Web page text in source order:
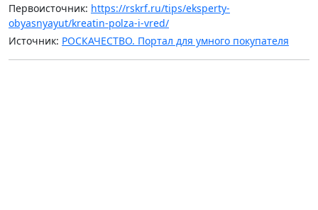
Первоисточник: https://rskrf.ru/tips/eksperty-
obyasnyayut/kreatin-polza-i-vred/
Источник: РОСКАЧЕСТВО. Портал для умного покупателя